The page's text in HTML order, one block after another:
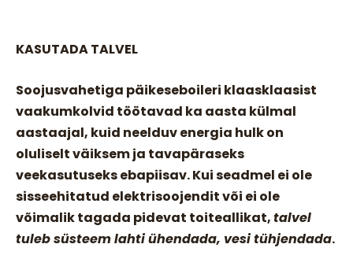
KASUTADA TALVEL
Soojusvahetiga päikeseboileri klaasklaasist
vaakumkolvid töötavad ka aasta külmal
aastaajal, kuid neelduv energia hulk on
oluliselt väiksem ja tavapäraseks
veekasutuseks ebapiisav. Kui seadmel ei ole
sisseehitatud elektrisoojendit või ei ole
võimalik tagada pidevat toiteallikat,talvel
tuleb süsteem lahti ühendada, vesi tühjendada.